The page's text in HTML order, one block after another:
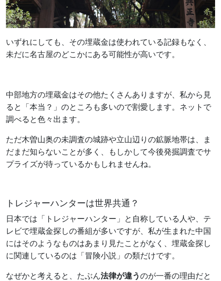
いずれにしても、その埋蔵金は使われている記録もなく、
未だに名古屋のどこかにある可能性が高いです。
中部地方の埋蔵金はその他たくさんありますが、私から見
ると「本当？」のところも多いので割愛します。ネットで
調べると色々出ます。
ただ木曽山奥の未調査の城跡や立山辺りの鉱脈地帯は、ま
だまだ知らないことが多く、もしかして今後発掘調査でサ
プライズが待っているかもしれませんね。
トレジャーハンターは世界共通？
日本では「トレジャーハンター」と自称している人や、テ
レビで埋蔵金探しの番組が多いですが、私が生まれた中国
にはそのようなものはあまり見たことがなく、埋蔵金探し
に関連しているのは「冒険小説」の類だけです。
なぜかと考えると、たぶん法律が違うのが一番の理由だと